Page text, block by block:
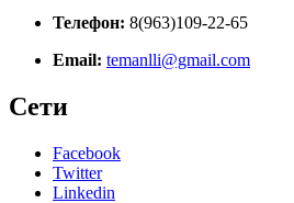
Телефон: 8(963)109-22-65
Email: temanlli@gmail.com
Сети
Facebook
Twitter
Linkedin